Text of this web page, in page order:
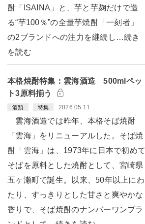
酎「ISAINA」と、芋と芋麹だけで造
る“芋100％”の全量芋焼酎「一刻者」
の2ブランドへの注力を継続し…続き
を読む
本格焼酎特集：雲海酒造 500mlペッ
ト3原料揃う
酒類 特集 2026.05.11
雲海酒造では昨年、本格そば焼酎
「雲海」をリニューアルした。そば焼
酎「雲海」は、1973年に日本で初めて
そばを原料とした焼酎として、宮崎県
五ヶ瀬町で誕生。以来、50年以上にわ
たり、すっきりとした甘さと爽やかな
香りで、そば焼酎のナンバーワンブラ